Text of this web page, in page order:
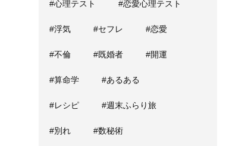
#心理テスト #恋愛心理テスト
#浮気 #セフレ #恋愛
#不倫 #既婚者 #開運
#算命学 #あるある
#レシピ #週末ふらり旅
#別れ #数秘術